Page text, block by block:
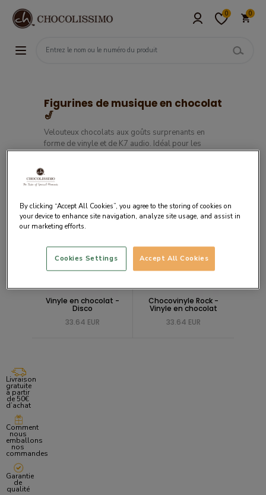
0 0
Figurines de musique en chocolat
🎷
Velouteux chocolats aux goûts surprenants en
forme de vinyle et de K7 audio. Idéal pour les
amateurs de chocolat et de musique. Pour nos
Packaging" 2015.
Vinyle en chocolat -
Disco
33.64 EUR
Chocovinyle Rock -
Vinyle en chocolat
33.64 EUR
Livraison
gratuite
à partir
de 50€
d’achat
Comment
nous
emballons
nos
commandes
Garantie
de
qualité
By clicking “Accept All Cookies”, you agree to the storing of cookies on
your device to enhance site navigation, analyze site usage, and assist in
our marketing efforts.
Accept All Cookies
Cookies Settings